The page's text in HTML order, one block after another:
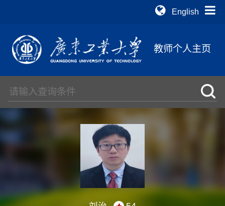
English
教师个人主页